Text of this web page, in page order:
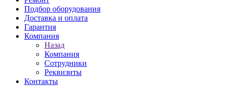
Подбор оборудования
Доставка и оплата
Гарантия
Компания
Назад
Компания
Сотрудники
Реквизиты
Контакты